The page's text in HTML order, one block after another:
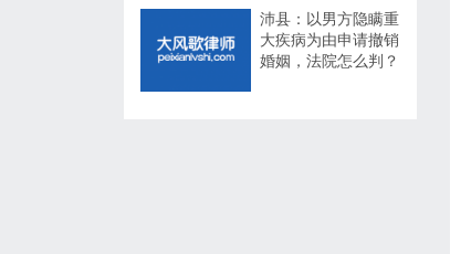
沛县：以男方隐瞒重
大疾病为由申请撤销
婚姻，法院怎么判？